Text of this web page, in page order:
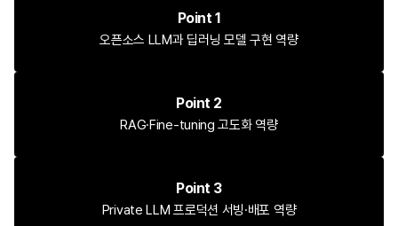
청킹 전략, 문서 임베딩, Vector
Transformation 적용
GraphRAG, 멀티모달 RAG, CAG, RAGAS 평가 이해
Memory 시스템(Mem0), Skills 패턴, Context 압축
및 최적화
개발, MCP 기반 외부 시스템 연동
GKE 배포·CI/CD 파이프라인으로 프로덕션 수준 완성
Point 1
오픈소스 LLM과 딥러닝 모델 구현 역량
Point 2
RAG·Fine-tuning 고도화 역량
Point 3
Private LLM 프로덕션 서빙·배포 역량